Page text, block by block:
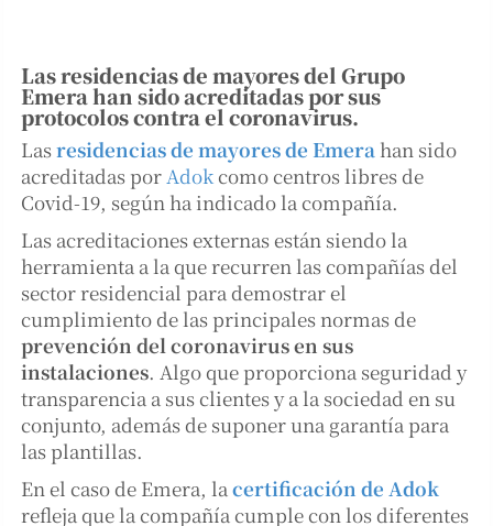
Las residencias de mayores del Grupo
Emera han sido acreditadas por sus
protocolos contra el coronavirus.
Lasresidencias de mayores de Emera han sido
acreditadas porAdokcomo centros libres de
Covid-19, según ha indicado la compañía.
Las acreditaciones externas están siendo la
herramienta a la que recurren las compañías del
sector residencial para demostrar el
cumplimiento de las principales normas de
prevención del coronavirus en sus
instalaciones. Algo que proporciona seguridad y
transparencia a sus clientes y a la sociedad en su
conjunto, además de suponer una garantía para
las plantillas.
En el caso de Emera, lacertificación de Adok
refleja que la compañía cumple con los diferentes